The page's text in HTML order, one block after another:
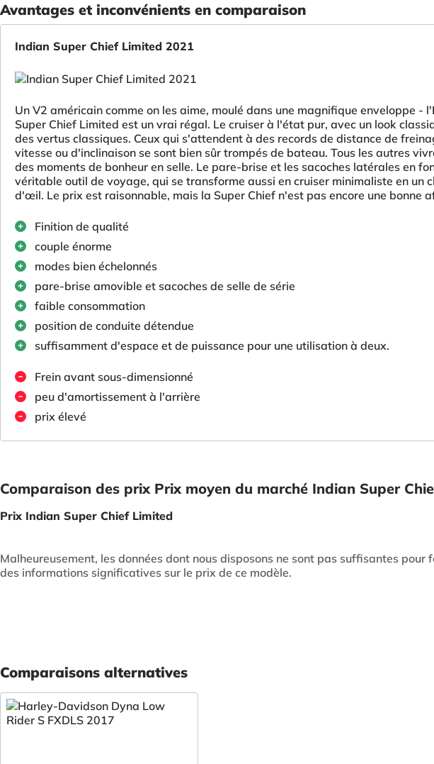
Avantages et inconvénients en comparaison
Indian Super Chief Limited 2021
Un V2 américain comme on les aime, moulé dans une magnifique enveloppe -
Super Chief Limited est un vrai régal. Le cruiser à l'état pur, avec un look
des vertus classiques. Ceux qui s'attendent à des records de distance de
vitesse ou d'inclinaison se sont bien sûr trompés de bateau. Tous les autres
des moments de bonheur en selle. Le pare-brise et les sacoches latérales en
véritable outil de voyage, qui se transforme aussi en cruiser minimaliste en un
d'œil. Le prix est raisonnable, mais la Super Chief n'est pas encore une bonne
Finition de qualité
couple énorme
modes bien échelonnés
pare-brise amovible et sacoches de selle de série
faible consommation
position de conduite détendue
suffisamment d'espace et de puissance pour une utilisation à deux.
Frein avant sous-dimensionné
peu d'amortissement à l'arrière
prix élevé
Comparaison des prix Prix moyen du marché Indian Super
Prix Indian Super Chief Limited
Malheureusement, les données dont nous disposons ne sont pas suffisantes pour
des informations significatives sur le prix de ce modèle.
Comparaisons alternatives